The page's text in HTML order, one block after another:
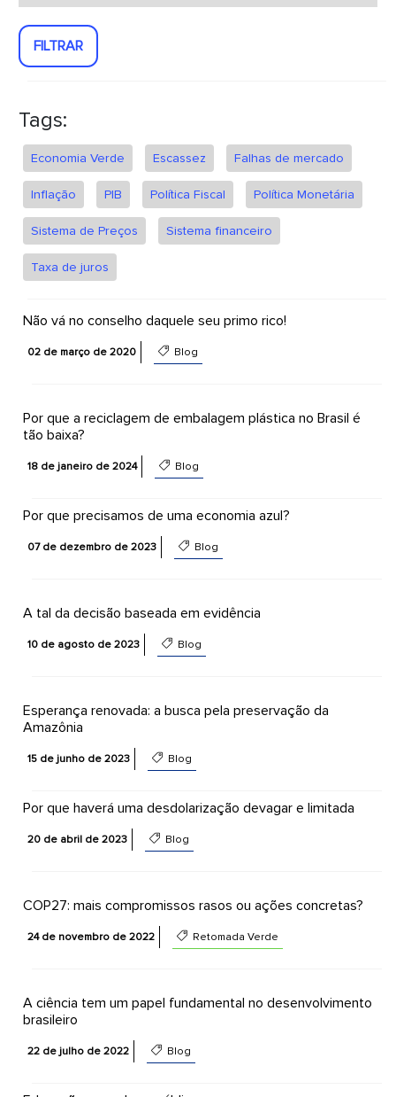
FILTRAR
Tags:
Economia Verde Escassez Falhas de mercado
Inflação PIB Política Fiscal Política Monetária
Sistema de Preços Sistema financeiro
Taxa de juros
Não vá no conselho daquele seu primo rico!
02 de março de 2020 Blog
Por que a reciclagem de embalagem plástica no Brasil é
tão baixa?
18 de janeiro de 2024 Blog
Por que precisamos de uma economia azul?
07 de dezembro de 2023 Blog
A tal da decisão baseada em evidência
10 de agosto de 2023 Blog
Esperança renovada: a busca pela preservação da
Amazônia
15 de junho de 2023 Blog
Por que haverá uma desdolarização devagar e limitada
20 de abril de 2023 Blog
COP27: mais compromissos rasos ou ações concretas?
24 de novembro de 2022 Retomada Verde
A ciência tem um papel fundamental no desenvolvimento
brasileiro
22 de julho de 2022 Blog